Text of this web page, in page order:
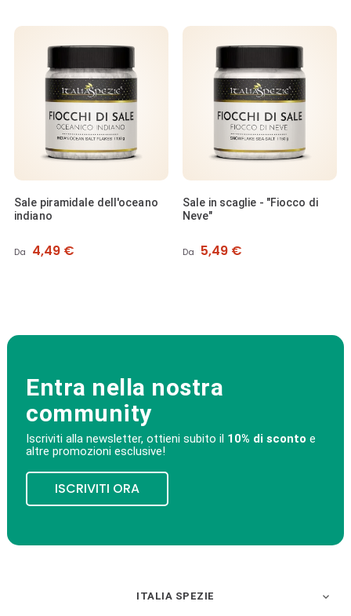
Sale piramidale dell'oceano
indiano
Da Prezzo
4,49 €
Sale in scaglie - "Fiocco di
Neve"
Da Prezzo
5,49 €
Entra nella nostra
community
Iscriviti alla newsletter, ottieni subito il 10% di sconto e
altre promozioni esclusive!
ISCRIVITI ORA
ITALIA SPEZIE 